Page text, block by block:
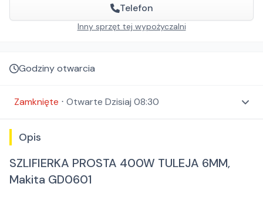
Telefon
Inny sprzęt tej wypożyczalni
Godziny otwarcia
Zamknięte ⋅ Otwarte Dzisiaj 08:30
Opis
SZLIFIERKA PROSTA 400W TULEJA 6MM,
Makita GD0601